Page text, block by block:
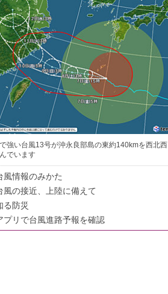
強い台風13号が沖永良部島の東約140kmを西北西
でいます
風情報のみかた
風の接近、上陸に備えて
る防災
プリで台風進路予報を確認